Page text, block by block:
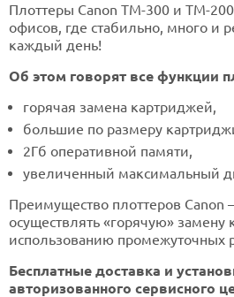
Плоттеры Canon TM-300 и ТМ-
офисов, где стабильно, много и
каждый день!
Об этом говорят все функции
горячая замена картриджей,
большие по размеру
2Гб оперативной памяти,
увеличенный максимальный
Преимущество плоттеров Canon
осуществлять «горячую» замену
использованию промежуточных
Бесплатные доставка и
авторизованного сервисного